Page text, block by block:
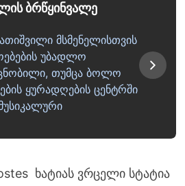
ბრწყინვალე
მსმენელისთვის
უბადლო
თუმცა ბოლო
ყურადღების ცენტრში
ხატიას ვრცელი სტატია